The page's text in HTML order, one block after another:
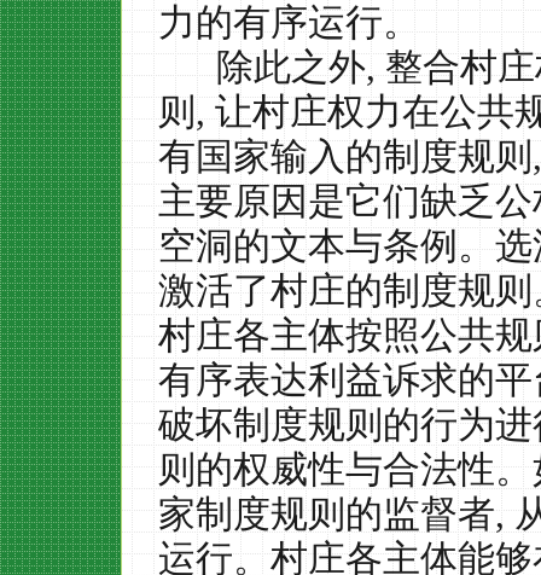
力的有序运行。
除此之外,整合村
则,让村庄权力在公共
有国家输入的制度规则
主要原因是它们缺乏
空洞的文本与条例。
激活了村庄的制度规
村庄各主体按照公共
有序表达利益诉求的平
破坏制度规则的行为
则的权威性与合法性
家制度规则的监督者,
运行。村庄各主体能